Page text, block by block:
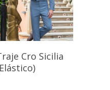
Seleccionar
Opciones
Cro Sicilia